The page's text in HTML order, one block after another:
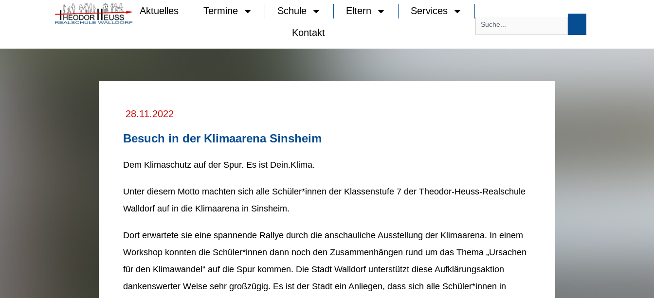
Aktuelles Termine Schule Eltern Services
Kontakt
28.11.2022
Besuch in der Klimaarena Sinsheim
Dem Klimaschutz auf der Spur. Es ist Dein.Klima.
Unter diesem Motto machten sich alle Schüler*innen der Klassenstufe 7 der Theodor-Heuss-Realschule
Walldorf auf in die Klimaarena in Sinsheim.
Dort erwartete sie eine spannende Rallye durch die anschauliche Ausstellung der Klimaarena. In einem
Workshop konnten die Schüler*innen dann noch den Zusammenhängen rund um das Thema „Ursachen
für den Klimawandel“ auf die Spur kommen. Die Stadt Walldorf unterstützt diese Aufklärungsaktion
dankenswerter Weise sehr großzügig. Es ist der Stadt ein Anliegen, dass sich alle Schüler*innen in